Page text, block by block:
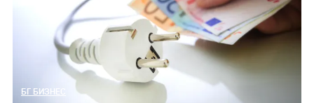
БГ БИЗНЕС